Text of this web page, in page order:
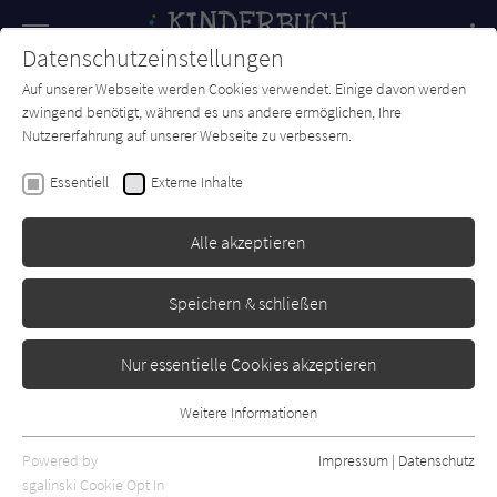
SUCHE Forum Charts Newsletter
Erwin Moser
Erwin Moser's fantastische
Gute-Nacht-Geschichten
Beltz & Gelberg
Datenschutzeinstellungen
Auf unserer Webseite werden Cookies verwendet. Einige davon werden
zwingend benötigt, während es uns andere ermöglichen, Ihre
Nutzererfahrung auf unserer Webseite zu verbessern.
Essentiell Externe Inhalte
Alle akzeptieren
Speichern & schließen
Nur essentielle Cookies akzeptieren
Essentielle Cookies werden für grundlegende Funktionen der
Webseite benötigt. Dadurch ist gewährleistet, dass die Webseite
Weitere Informationen
Powered by
sgalinski Cookie Opt In
Impressum | Datenschutz